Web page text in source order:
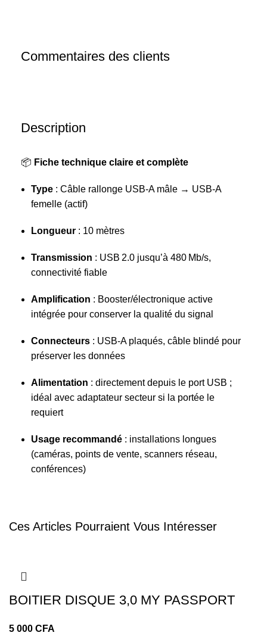
Description
📦 Fiche technique claire et complète
Type : Câble rallonge USB-A mâle → USB-A
femelle (actif)
Longueur : 10 mètres
Transmission : USB 2.0 jusqu’à 480 Mb/s,
connectivité fiable
Amplification : Booster/électronique active
intégrée pour conserver la qualité du signal
Connecteurs : USB-A plaqués, câble blindé pour
préserver les données
Alimentation : directement depuis le port USB ;
idéal avec adaptateur secteur si la portée le
requiert
Usage recommandé : installations longues
(caméras, points de vente, scanners réseau,
conférences)
Commentaires des clients
Ces Articles Pourraient Vous Intéresser
BOITIER DISQUE 3,0 MY PASSPORT
CFA